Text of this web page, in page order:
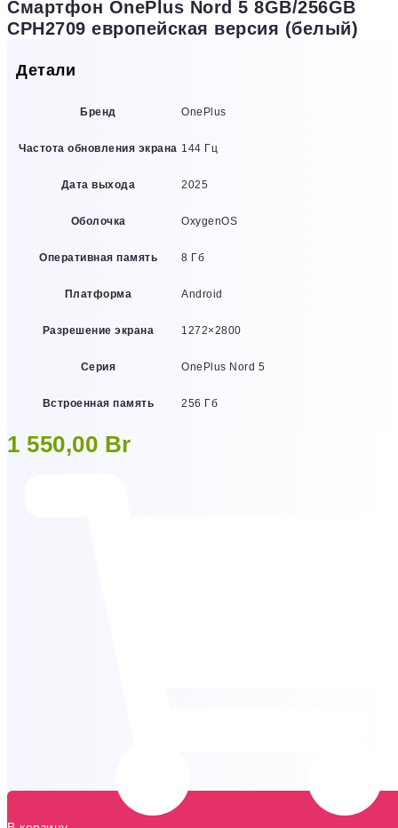
Смартфон OnePlus Nord 5 8GB/256GB
CPH2709 европейская версия (белый)
Детали
Бренд OnePlus
Частота обновления экрана 144 Гц
Дата выхода 2025
Оболочка OxygenOS
Оперативная память 8 Гб
Платформа Android
Разрешение экрана 1272×2800
Серия OnePlus Nord 5
Встроенная память 256 Гб
1 550,00 Br